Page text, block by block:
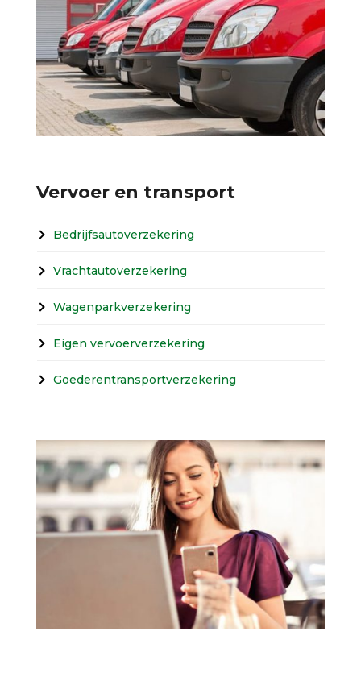
Vervoer en transport
Bedrijfsautoverzekering
Vrachtautoverzekering
Wagenparkverzekering
Eigen vervoerverzekering
Goederentransportverzekering